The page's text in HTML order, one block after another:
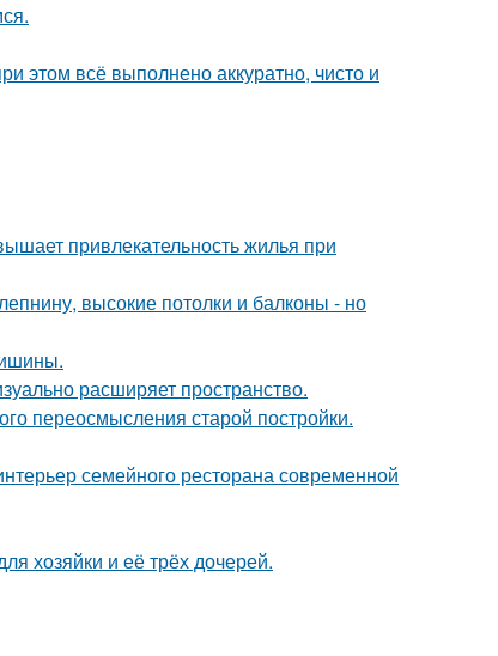
этом всё выполнено аккуратно, чисто и
привлекательность жилья при
высокие потолки и балконы - но
расширяет пространство.
переосмысления старой постройки.
семейного ресторана современной
хозяйки и её трёх дочерей.